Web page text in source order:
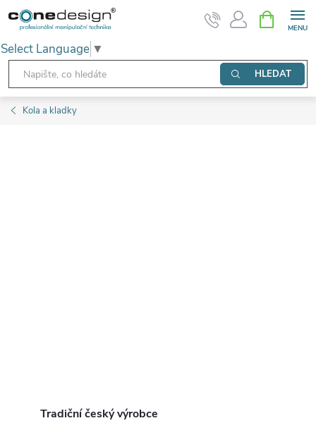
Přejít
obsah
Select Language ▼
HLEDAT
NÁKUPNÍ
KOŠÍK
Kola a kladky
Tradiční český výrobce